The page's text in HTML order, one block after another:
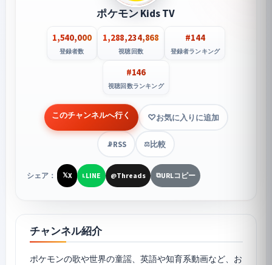
ポケモン Kids TV
1,540,000
登録者数
1,288,234,868
視聴回数
#144
登録者ランキング
#146
視聴回数ランキング
このチャンネルへ行く お気に入りに追加
📡RSS ⚖️比較
シェア： 𝕏X LLINE @Threads ⧉URLコピー
チャンネル紹介
ポケモンの歌や世界の童謡、英語や知育系動画など、お